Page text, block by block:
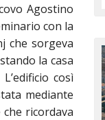
Agostino
con la
che sorgeva
la casa
così
mediante
ricordava